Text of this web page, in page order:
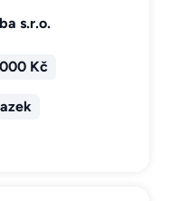
s.r.o.
Kč